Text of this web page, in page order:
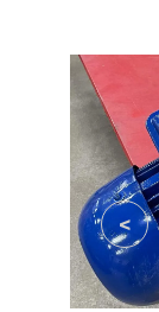
<